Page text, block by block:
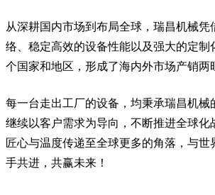
从深耕国内市场到布局全球，瑞昌机械凭
络、稳定高效的设备性能以及强大的定制
个国家和地区，形成了海内外市场产销两
每一台走出工厂的设备，均秉承瑞昌机械
继续以客户需求为导向，不断推进全球化
匠心与温度传递至全球更多的角落，与世
手共进，共赢未来！